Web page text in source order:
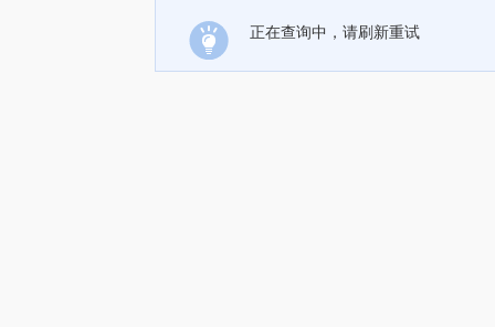
正在查询中，请刷新重试